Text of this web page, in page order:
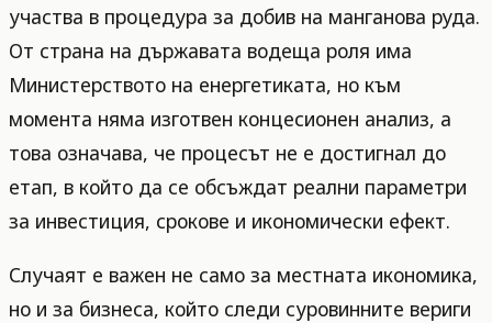
участва в процедура за добив на манганова руда.
От страна на държавата водеща роля има
Министерството на енергетиката, но към
момента няма изготвен концесионен анализ, а
това означава, че процесът не е достигнал до
етап, в който да се обсъждат реални параметри
за инвестиция, срокове и икономически ефект.
Случаят е важен не само за местната икономика,
но и за бизнеса, който следи суровинните вериги